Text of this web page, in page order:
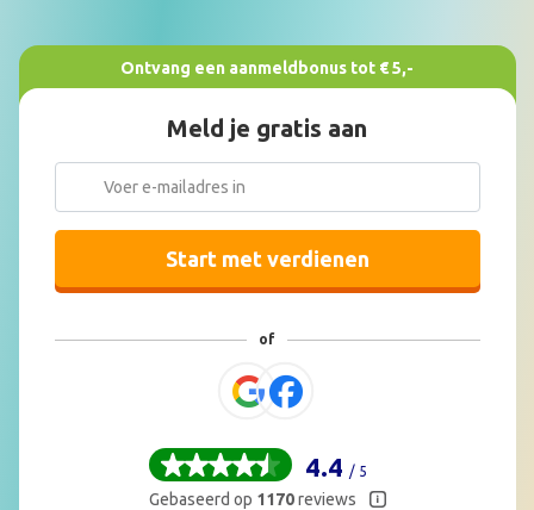
Ontvang een aanmeldbonus tot € 5,-
Meld je gratis aan
Start met verdienen
4.4 / 5
Gebaseerd op 1170reviews